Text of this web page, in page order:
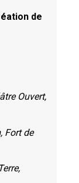
de
Ouvert,
Fort de